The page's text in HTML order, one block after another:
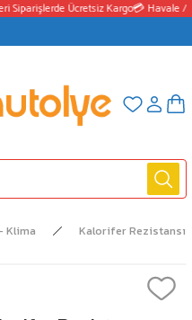
Siparişlerde Ücretsiz Kargo💳 Havale /
Klima Kalorifer Rezistansı